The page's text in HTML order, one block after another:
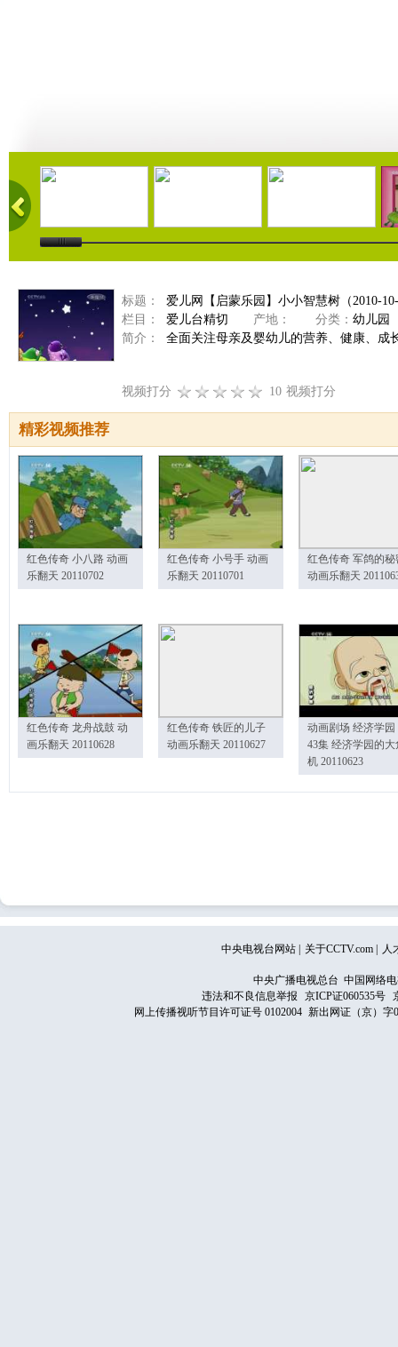
21:58 01:43 02:58
标题：
爱儿网【启蒙乐园】小小智慧树（2010-
栏目：
爱儿台精切 产地： 分类： 幼儿园
简介：
全面关注母亲及婴幼儿的营养、健康、成
视频打分 10 视频打分
精彩视频推荐
红色传奇 小八路 动画
乐翻天 20110702
红色传奇 小号手 动画
乐翻天 20110701
红色传奇 军鸽的秘
动画乐翻天
红色传奇 龙舟战鼓 动
画乐翻天 20110628
红色传奇 铁匠的儿子
动画乐翻天 20110627
动画剧场 经济学园
43集 经济学园的大
机 20110623
中央电视台网站 关于CCTV.com 人
中央广播电视总台 中国网络
违法和不良信息举报
京ICP证060535号
网上传播视听节目许可证号 0102004 新出网证（京）